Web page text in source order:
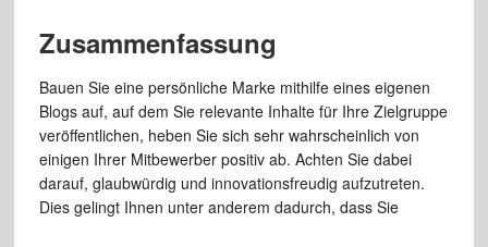
Zusammenfassung
Bauen Sie eine persönliche Marke mithilfe eines eigenen
Blogs auf, auf dem Sie relevante Inhalte für Ihre Zielgruppe
veröffentlichen, heben Sie sich sehr wahrscheinlich von
einigen Ihrer Mitbewerber positiv ab. Achten Sie dabei
darauf, glaubwürdig und innovationsfreudig aufzutreten.
Dies gelingt Ihnen unter anderem dadurch, dass Sie